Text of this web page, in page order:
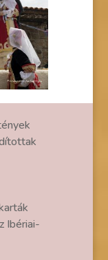
Ibériai-